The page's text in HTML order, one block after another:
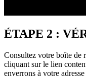
ÉTAPE 2 :
Consultez votre boîte de
cliquant sur le lien
enverrons à votre